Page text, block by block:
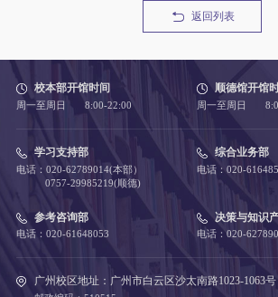
返回列表
校本部开馆时间
周一至周日 8:00-22:00
顺德馆开馆
周一至周日
学习支持部
电话：020-62789014(本部）
0757-29985219(顺德)
综合业务部
电话：020-
参考咨询部
电话：020-61648053
决策与知识
电话：020-
广州校区地址：广州市白云区沙太南路1023-1063号